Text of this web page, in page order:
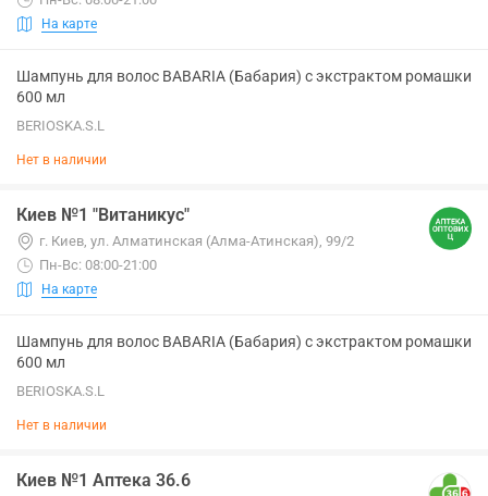
На карте
Шампунь для волос BABARIA (Бабария) с экстрактом ромашки
600 мл
BERIOSKA.S.L
Нет в наличии
Киев №1 "Витаникус"
г. Киев, ул. Алматинская (Алма-Атинская), 99/2
Пн-Вс: 08:00-21:00
На карте
Шампунь для волос BABARIA (Бабария) с экстрактом ромашки
600 мл
BERIOSKA.S.L
Нет в наличии
Киев №1 Аптека 36.6